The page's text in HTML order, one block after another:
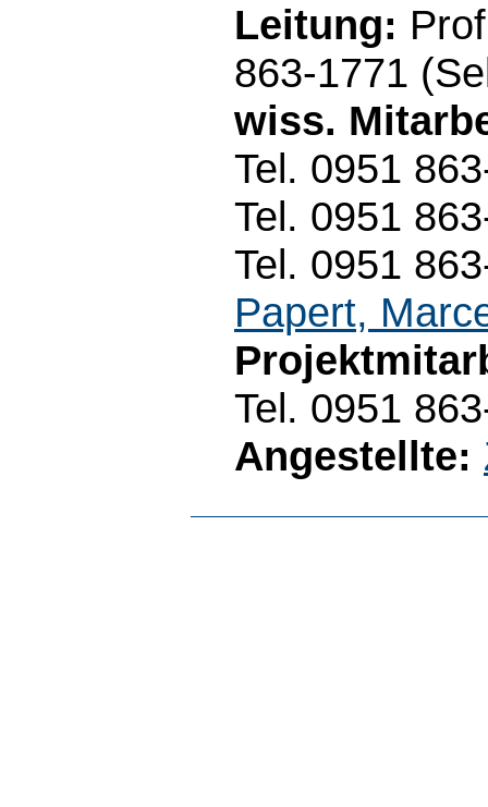
Leitung:
863-1771
wiss.
Tel. 0951
Tel. 0951
Tel. 0951
Papert,
Tel. 0951
Angestellte: